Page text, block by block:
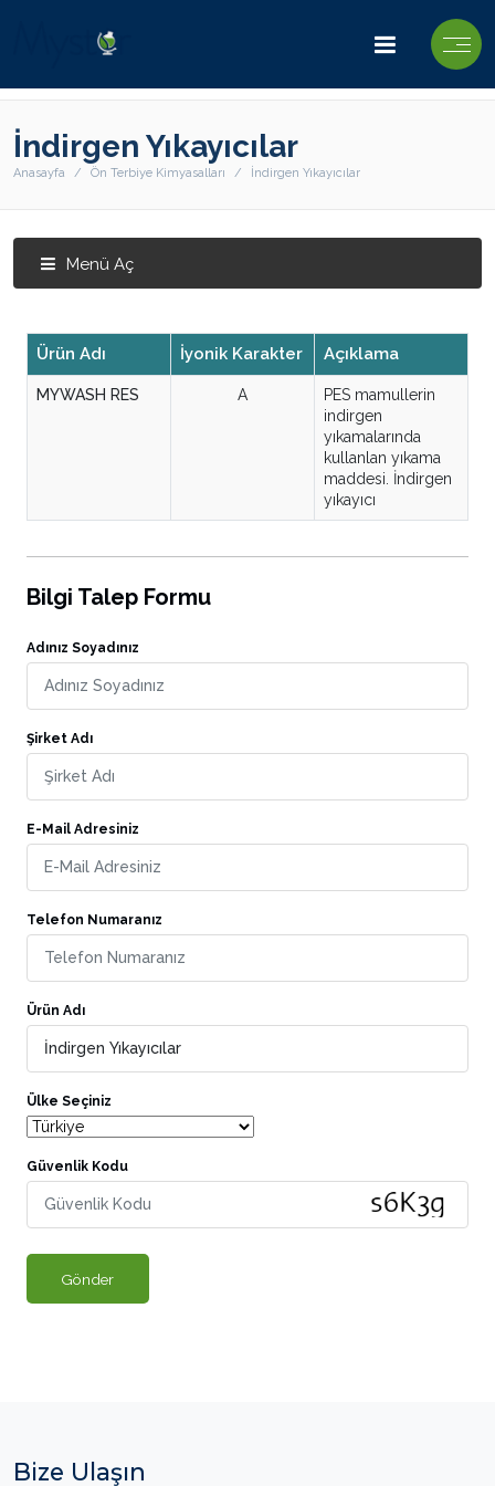
İndirgen Yıkayıcılar
Anasayfa Ön Terbiye Kimyasalları İndirgen Yıkayıcılar
Menü Aç
Ürün Adı İyonik Karakter Açıklama
MYWASH RES A
PES mamullerin
indirgen
yıkamalarında
kullanlan yıkama
maddesi. İndirgen
yıkayıcı
Bilgi Talep Formu
Adınız Soyadınız
Şirket Adı
E-Mail Adresiniz
Telefon Numaranız
Ürün Adı
Ülke Seçiniz
Güvenlik Kodu
Gönder
Bize Ulaşın